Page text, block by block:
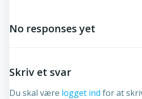
No responses yet
Skriv et svar
Du skal være logget ind for at